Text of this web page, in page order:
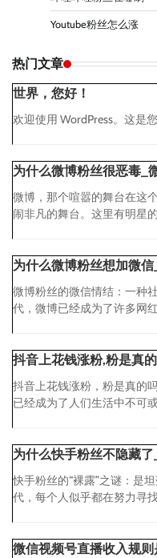
Youtube粉丝怎么涨
热门文章
世界，您好！
欢迎使用 WordPress。这是
为什么微博粉丝很恶毒_
微博，那个喧嚣的舞台在这
闹非凡的舞台。这里有明星
为什么微博粉丝想加微
微博粉丝的微信情结：一种
代，微博已经成为了许多网
抖音上花钱涨粉,粉是真
抖音上花钱涨粉，粉是真的
已经成为了人们生活中不可
为什么快手粉丝不隐藏
快手粉丝的“裸露”之谜：是
代，每个人似乎都在努力寻
微信视频号直播收入规